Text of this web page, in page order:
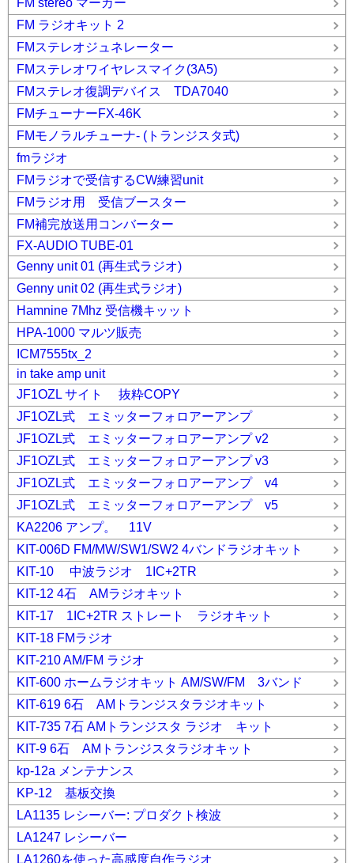
FM stereo マーカー
FM ラジオキット 2
FMステレオジュネレーター
FMステレオワイヤレスマイク(3A5)
FMステレオ復調デバイス TDA7040
FMチューナーFX-46K
FMモノラルチューナ- (トランジスタ式)
fmラジオ
FMラジオで受信するCW練習unit
FMラジオ用 受信ブースター
FM補完放送用コンバーター
FX-AUDIO TUBE-01
Genny unit 01 (再生式ラジオ)
Genny unit 02 (再生式ラジオ)
Hamnine 7Mhz 受信機キッット
HPA-1000 マルツ販売
ICM7555tx_2
in take amp unit
JF1OZL サイト 抜粋COPY
JF1OZL式 エミッターフォロアーアンプ
JF1OZL式 エミッターフォロアーアンプ v2
JF1OZL式 エミッターフォロアーアンプ v3
JF1OZL式 エミッターフォロアーアンプ v4
JF1OZL式 エミッターフォロアーアンプ v5
KA2206 アンプ。 11V
KIT-006D FM/MW/SW1/SW2 4バンドラジオキット
KIT-10 中波ラジオ 1IC+2TR
KIT-12 4石 AMラジオキット
KIT-17 1IC+2TR ストレート ラジオキット
KIT-18 FMラジオ
KIT-210 AM/FM ラジオ
KIT-600 ホームラジオキット AM/SW/FM 3バンド
KIT-619 6石 AMトランジスタラジオキット
KIT-735 7石 AMトランジスタ ラジオ キット
KIT-9 6石 AMトランジスタラジオキット
kp-12a メンテナンス
KP-12 基板交換
LA1135 レシーバー: プロダクト検波
LA1247 レシーバー
LA1260を使った高感度自作ラジオ